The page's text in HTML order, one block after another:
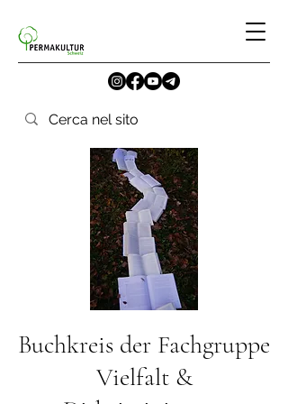
Buchkreis der Fachgruppe
Vielfalt &